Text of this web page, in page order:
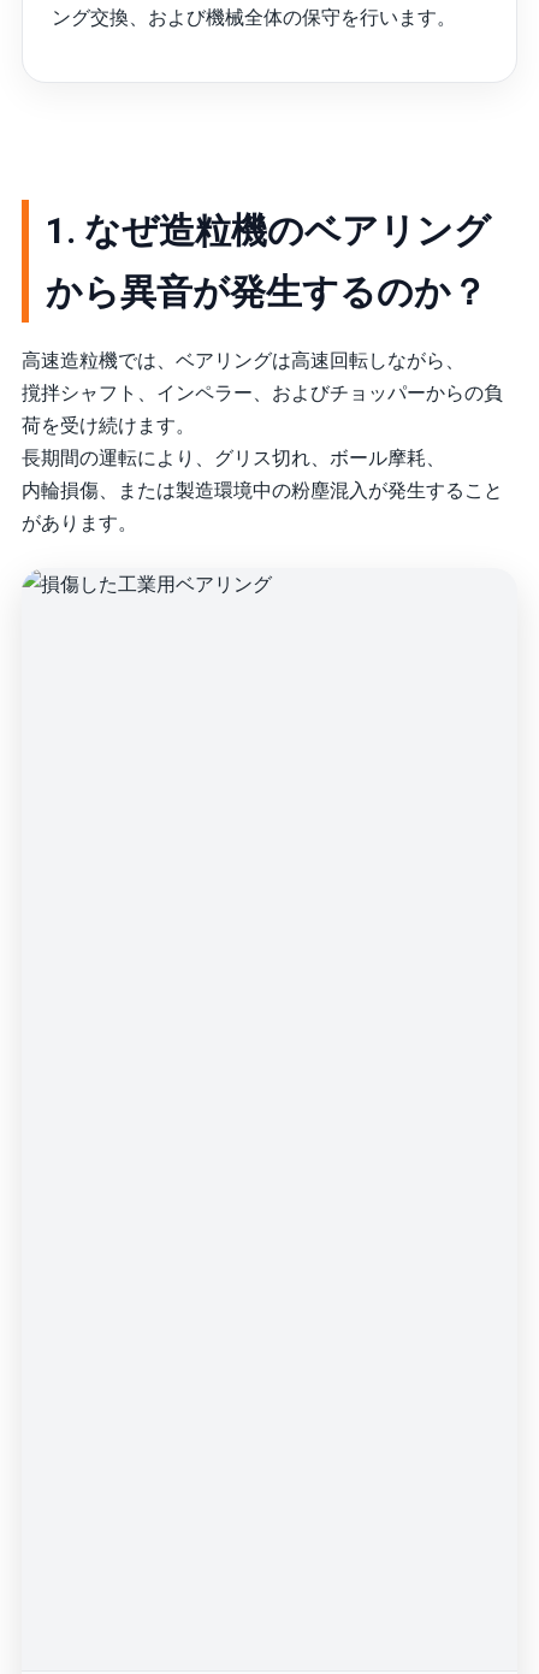
ング交換、および機械全体の保守を行います。
1. なぜ造粒機のベアリング
から異音が発生するのか？
高速造粒機では、ベアリングは高速回転しながら、
撹拌シャフト、インペラー、およびチョッパーからの負
荷を受け続けます。
長期間の運転により、グリス切れ、ボール摩耗、
内輪損傷、または製造環境中の粉塵混入が発生すること
があります。